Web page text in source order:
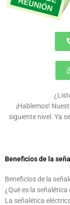
¡Hablemos!
siguiente nivel. Ya
Beneficios de la
Beneficios de la
¿Qué es la señalética
La señalética